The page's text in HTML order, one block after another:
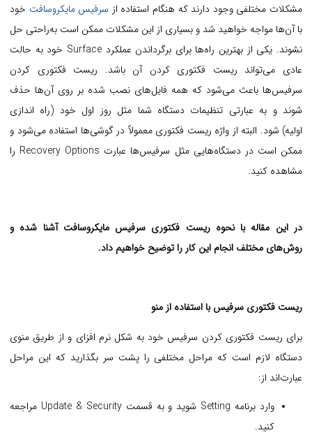
مشکلات مختلفی وجود دارند که هنگام استفاده از سرفیس مایکروسافت خود
با آن‌ها مواجه خواهید شد و بسیاری از این مشکلات ممکن است به‌راحتی حل
نشوند. یکی از بهترین راه‌ها برای برگرداندن عملکرد Surface خود به حالت
عادی می‌تواند ریست فکتوری کردن آن باشد. ریست فکتوری کردن
سرفیس‌ها باعث می‌شود که همه فایل‌های نصب شده بر روی آن‌ها حذف
شوند و به عبارتی تنظیمات دستگاه شما مثل روز اول خود (راه اندازی
اولیه) شود. البته از واژه ریست فکتوری معمولاً در گوشی‌ها استفاده می‌شود و
ممکن است در دستگاه‌هایی مثل سرفیس‌ها عبارت Recovery Options را
مشاهده کنید.
در این مقاله با نحوه ریست فکتوری سرفیس مایکروسافت آشنا شده و
روش‌های مختلف انجام این کار را توضیح خواهیم داد.
ریست فکتوری سرفیس با استفاده از منو
برای ریست فکتوری کردن سرفیس خود به شکل نرم افزای و از طریق منوی
دستگاه لازم است که مراحل مختلفی را پشت سر بگذارید که این مراحل
عبارت‌اند از:
وارد برنامه Setting شوید و به قسمت Update & Security مراجعه
کنید.